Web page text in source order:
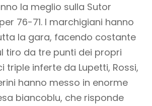
la meglio sulla Sutor
76-71. I marchigiani hanno
la gara, facendo costante
tiro da tre punti dei propri
triple inferte da Lupetti, Rossi,
hanno messo in enorme
biancoblu, che risponde